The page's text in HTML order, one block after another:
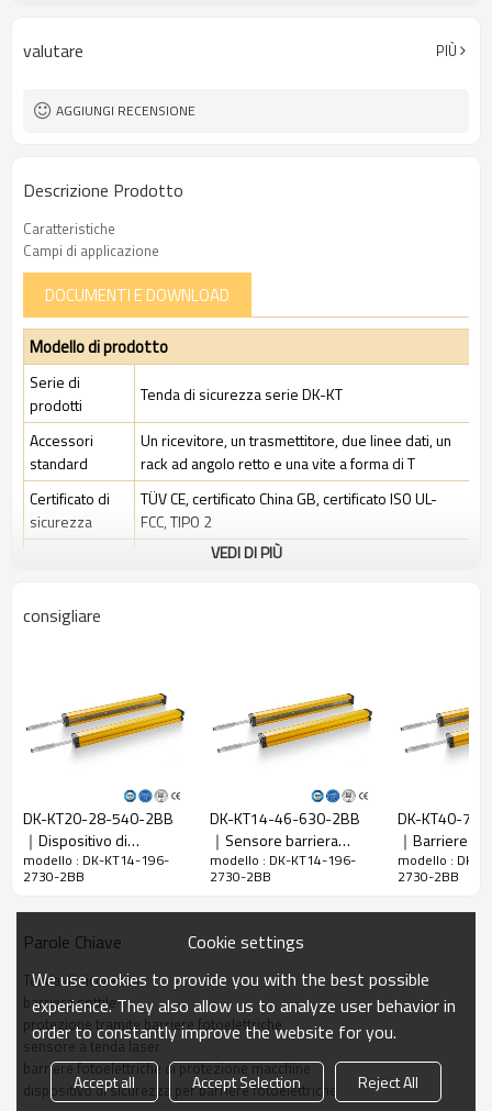
Spina di interfaccia Dotato di connettore M8
valutare PIÙ
AGGIUNGI RECENSIONE
Descrizione Prodotto
Caratteristiche
Campi di applicazione
DOCUMENTI E DOWNLOAD
Modello di prodotto
Serie di
prodotti
Tenda di sicurezza serie DK-KT
Accessori
standard
Un ricevitore, un trasmettitore, due linee dati, un
rack ad angolo retto e una vite a forma di T
Certificato di
sicurezza
TÜV CE, certificato China GB, certificato ISO UL-
FCC, TIPO 2
Caratteristiche
Rileva la
precisione
22 mm
196
Raggio
d'azione
prodotto
del ricevitore.
Distanza di
rilevamento
30-6000mm
Tempo di
risposta
≤15 ms
Dati meccanici
VEDI DI PIÙ
consigliare
DK-KT20-28-540-2BB
｜Dispositivo di
sicurezza per barriere
fotoelettriche｜DADISICK
modello : DK-KT14-196-
2730-2BB
DK-KT14-46-630-2BB
｜Sensore barriera
fotoelettrica di sicurezza
｜DADISICK
modello : DK-KT14-196-
2730-2BB
DK-KT40-
｜Barriere
per macchine
modello : DK-
2730-2BB
Parole Chiave
Tenda di sicurezza
barriera sottile
protezione tramite barriere fotoelettriche
sensore a tenda laser
barriere fotoelettriche di protezione macchine
dispositivo di sicurezza per barriere fotoelettriche
Cookie settings
We use cookies to provide you with the best possible
experience. They also allow us to analyze user behavior in
order to constantly improve the website for you.
Accept all Accept Selection Reject All